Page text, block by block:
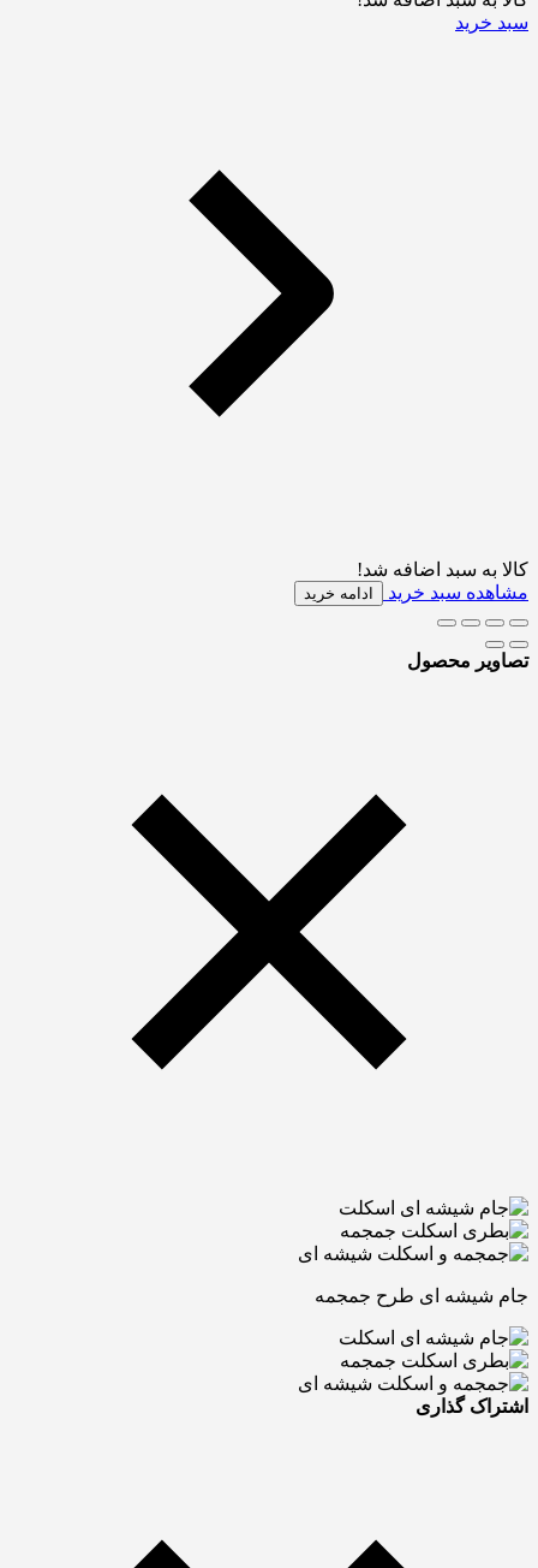
سبد خرید
کالا به سبد اضافه شد!
مشاهده سبد خرید
ادامه خرید
تصاویر محصول
جام شیشه ای طرح جمجمه
اشتراک گذاری